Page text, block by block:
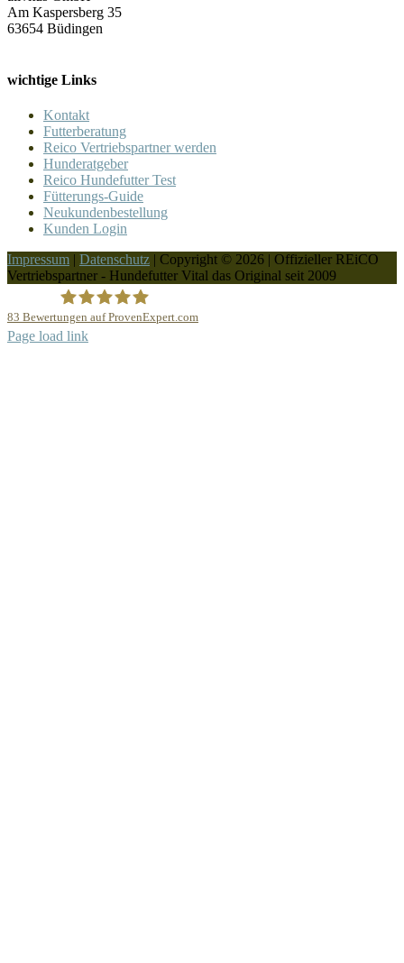
Am Kaspersberg 35
63654 Büdingen
wichtige Links
Kontakt
Futterberatung
Reico Vertriebspartner werden
Hunderatgeber
Reico Hundefutter Test
Fütterungs-Guide
Neukundenbestellung
Kunden Login
Impressum | Datenschutz | Copyright © 2026 | Offizieller REiCO
Vertriebspartner - Hundefutter Vital das Original seit 2009
83 Bewertungen auf ProvenExpert.com
Page load link